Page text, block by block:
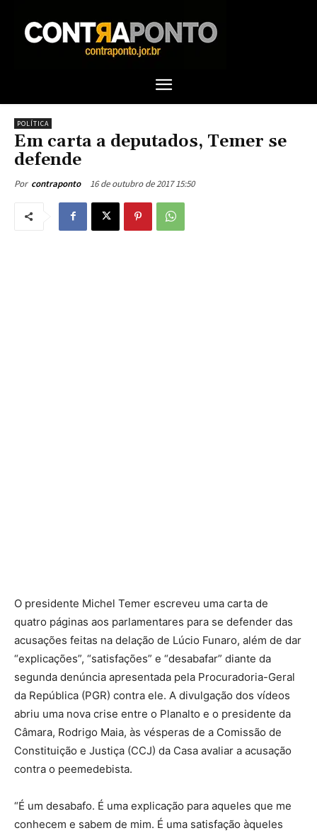
POLÍTICA
Em carta a deputados, Temer se
defende
Por contraponto 16 de outubro de 2017 15:50
O presidente Michel Temer escreveu uma carta de
quatro páginas aos parlamentares para se defender das
acusações feitas na delação de Lúcio Funaro, além de dar
“explicações”, “satisfações” e “desabafar” diante da
segunda denúncia apresentada pela Procuradoria-Geral
da República (PGR) contra ele. A divulgação dos vídeos
abriu uma nova crise entre o Planalto e o presidente da
Câmara, Rodrigo Maia, às vésperas de a Comissão de
Constituição e Justiça (CCJ) da Casa avaliar a acusação
contra o peemedebista.
“É um desabafo. É uma explicação para aqueles que me
conhecem e sabem de mim. É uma satisfação àqueles